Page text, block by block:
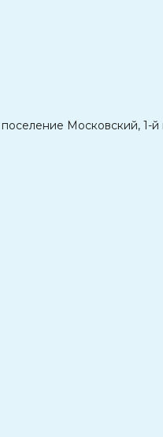
Московский, 1-й